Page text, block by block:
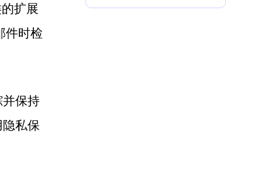
扩展
件时检
保持
私保